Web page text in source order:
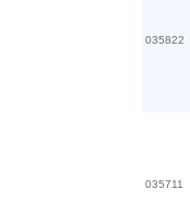
035822
035711